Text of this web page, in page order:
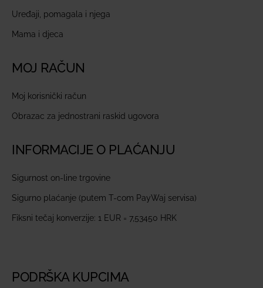
Uređaji, pomagala i njega
Mama i djeca
MOJ RAČUN
Moj korisnički račun
Obrazac za jednostrani raskid ugovora
INFORMACIJE O PLAĆANJU
Sigurnost on-line trgovine
Sigurno plaćanje (putem T-com PayWaj servisa)
Fiksni tečaj konverzije: 1 EUR = 7,53450 HRK
PODRŠKA KUPCIMA